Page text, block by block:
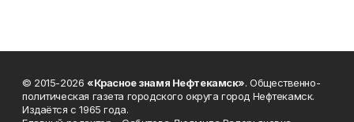
© 2015-2026 «Красное знамя Нефтекамск». Общественно-
политическая газета городского округа город Нефтекамск.
Издаётся с 1965 года.